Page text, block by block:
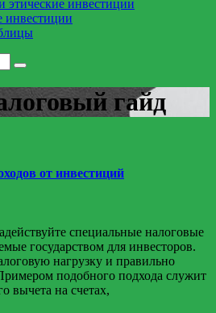
этические инвестиции
инвестиции
гайд
от инвестиций
специальные налоговые
государством для инвесторов.
нагрузку и правильно
подобного подхода служит
вычета на счетах,